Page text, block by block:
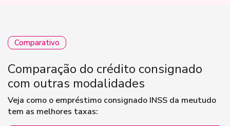
Comparativo
Comparação do crédito consignado
com outras modalidades
Veja como o empréstimo consignado INSS da meutudo
tem as melhores taxas: